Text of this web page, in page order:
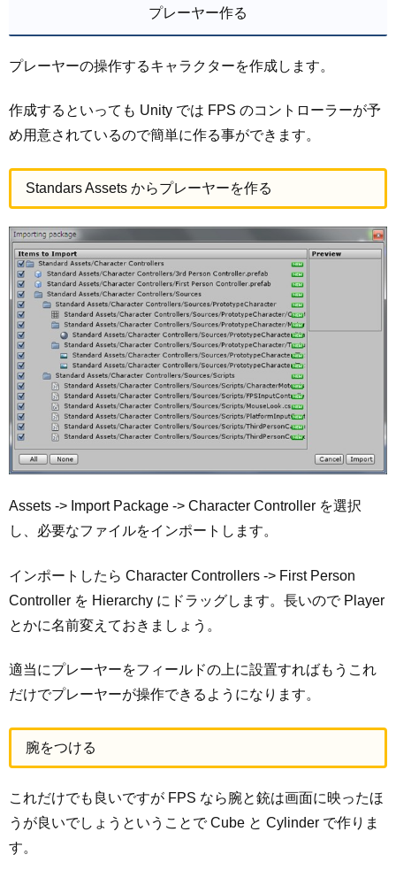
プレーヤー作る
プレーヤーの操作するキャラクターを作成します。
作成するといっても Unity では FPS のコントローラーが予
め用意されているので簡単に作る事ができます。
Standars Assets からプレーヤーを作る
Assets -> Import Package -> Character Controller を選択
し、必要なファイルをインポートします。
インポートしたら Character Controllers -> First Person
Controller を Hierarchy にドラッグします。長いので Player
とかに名前変えておきましょう。
適当にプレーヤーをフィールドの上に設置すればもうこれ
だけでプレーヤーが操作できるようになります。
腕をつける
これだけでも良いですが FPS なら腕と銃は画面に映ったほ
うが良いでしょうということで Cube と Cylinder で作りま
す。